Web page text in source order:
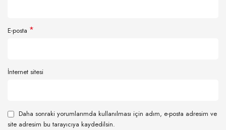
E-posta *
İnternet sitesi
Daha sonraki yorumlarımda kullanılması için adım, e-posta adresim ve
site adresim bu tarayıcıya kaydedilsin.